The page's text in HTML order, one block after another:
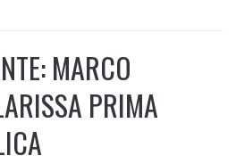
MARCO
PRIMA